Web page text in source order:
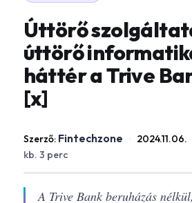
Úttörő
úttörő
háttér a Trive
[x]
Szerző: Fintechzone · 2024.11.06.
kb. 3 perc
A Trive Bank beruházás